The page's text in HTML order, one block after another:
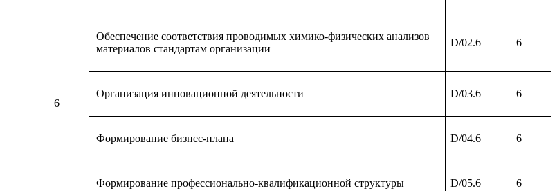
6
Обеспечение соответствия проводимых химико-физических анализов
материалов стандартам организации
D/02.6 6
Организация инновационной деятельности D/03.6 6
Формирование бизнес-плана D/04.6 6
Формирование профессионально-квалификационной структуры D/05.6 6